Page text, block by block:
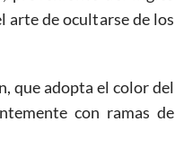
arte de ocultarse de los
que adopta el color del
con ramas de